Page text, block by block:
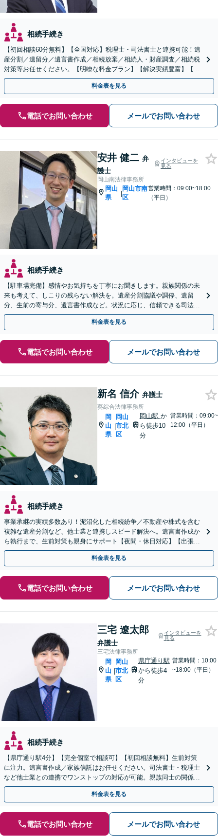
相続手続き
【初回相談60分無料】【全国対応】税理士・司法書士と連携可能！遺
産分割／遺留分／遺言書作成／相続放棄／相続人・財産調査／相続税
対策等お任せください。【明瞭な料金プラン】【解決実績豊富】【電
話相談可】
料金表を見る
電話でお問い合わせ メールでお問い合わせ
安井 健二 弁
護士
インタビューを
見る
岡山南法律事務所
岡山
県
|
岡山市南
区
営業時間：09:00~18:00
（平日）
相続手続き
【駐車場完備】感情やお気持ちを丁寧にお聞きします。親族関係の未
来も考えて、しこりの残らない解決を。遺産分割協議や調停、遺留
分、生前の寄与分、遺言書作成など。状況に応じ、信頼できる司法書
士・税理士をご紹介します【WEB面談＆出張相談可】
料金表を見る
電話でお問い合わせ メールでお問い合わせ
新名 信介 弁護士
葵綜合法律事務所
岡
山
県
|
岡山
市北
区
岡山駅 か
ら徒歩10
分
営業時間：09:00~
12:00（平日）
相続手続き
事業承継の実績多数あり！泥沼化した相続紛争／不動産や株式を含む
複雑な遺産分割など、他士業と連携しスピード解決へ。遺言書作成か
ら執行まで、生前対策も親身にサポート【夜間・休日対応】【出張サ
ポート】【岡山駅10分】
料金表を見る
電話でお問い合わせ メールでお問い合わせ
三宅 遼太郎
弁護士
インタビューを
見る
三宅法律事務所
岡
山
県
|
岡山
市北
区
県庁通り駅
から徒歩4
分
営業時間：10:00
~18:00（平日）
相続手続き
【県庁通り駅4分】【完全個室で相談可】【初回相談無料】生前対策
に注力。遺言書作成／家族信託はお任せください。司法書士・税理士
など他士業との連携でワンストップの対応が可能。親族同士の関係を
守るためにも、お早めにご相談を。【夜間・休日相談可能】
料金表を見る
電話でお問い合わせ メールでお問い合わせ